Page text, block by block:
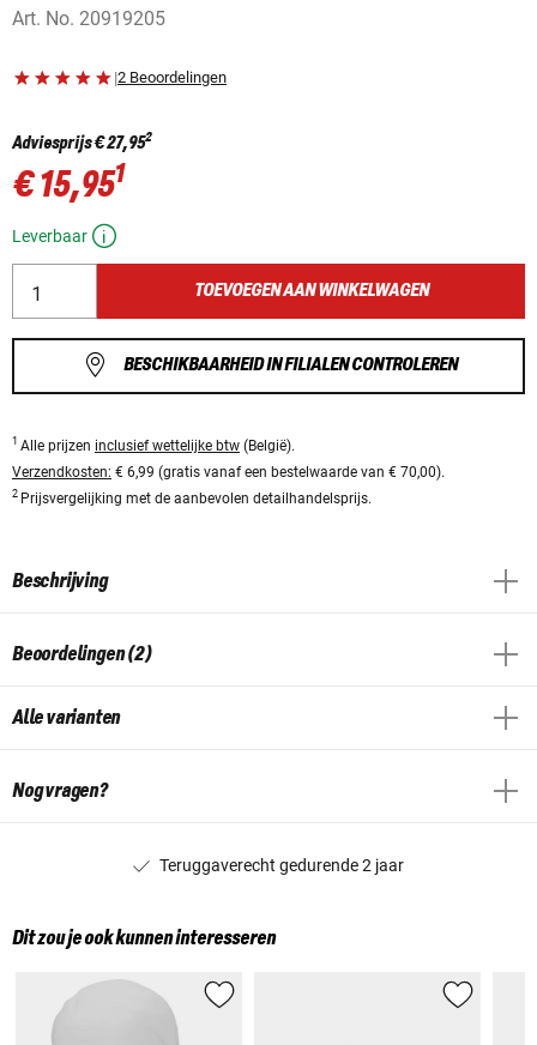
Art. No. 20919205
|2 Beoordelingen
Adviesprijs€ 27,952
€ 15,951
Leverbaar
TOEVOEGEN AAN WINKELWAGEN
BESCHIKBAARHEID IN FILIALEN CONTROLEREN
1 Alle prijzen inclusief wettelijke btw (België).
Verzendkosten: € 6,99 (gratis vanaf een bestelwaarde van € 70,00).
2 Prijsvergelijking met de aanbevolen detailhandelsprijs.
Beschrijving
Beoordelingen (2)
Alle varianten
Nog vragen?
Teruggaverecht gedurende 2 jaar
Dit zou je ook kunnen interesseren